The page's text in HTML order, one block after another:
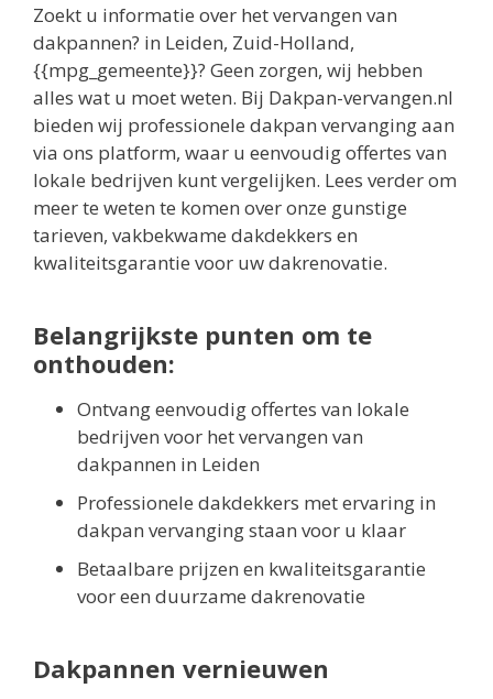
Zoekt u informatie over het vervangen van
dakpannen? in Leiden, Zuid-Holland,
{{mpg_gemeente}}? Geen zorgen, wij hebben
alles wat u moet weten. Bij Dakpan-vervangen.nl
bieden wij professionele dakpan vervanging aan
via ons platform, waar u eenvoudig offertes van
lokale bedrijven kunt vergelijken. Lees verder om
meer te weten te komen over onze gunstige
tarieven, vakbekwame dakdekkers en
kwaliteitsgarantie voor uw dakrenovatie.
Belangrijkste punten om te
onthouden:
Ontvang eenvoudig offertes van lokale
bedrijven voor het vervangen van
dakpannen in Leiden
Professionele dakdekkers met ervaring in
dakpan vervanging staan voor u klaar
Betaalbare prijzen en kwaliteitsgarantie
voor een duurzame dakrenovatie
Dakpannen vernieuwen